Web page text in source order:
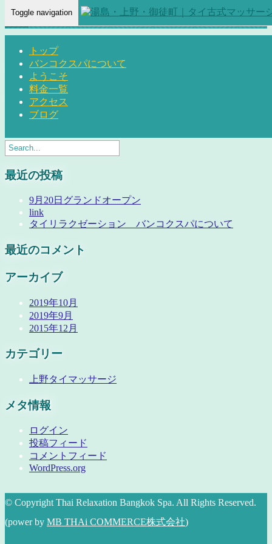
Toggle navigation
トップ
バンコクスパについて
ようこそ
料金一覧
アクセス
ブログ
Ami- 湯島・上野・御徒町 タイリラクゼーション バンコクス
最近の投稿
9月20日グランドオープン
link
タイリラクゼーション バンコクスパについて
最近のコメント
アーカイブ
2019年10月
2019年9月
2015年12月
カテゴリー
上野タイマッサージ
メタ情報
ログイン
投稿フィード
コメントフィード
WordPress.org
© Copyright Thai Relaxation Bangkok Spa. All Rights Reserved.
(power by MB THAi COMMERCE株式会社)